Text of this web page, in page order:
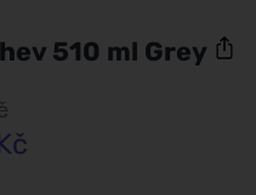
510 ml Grey